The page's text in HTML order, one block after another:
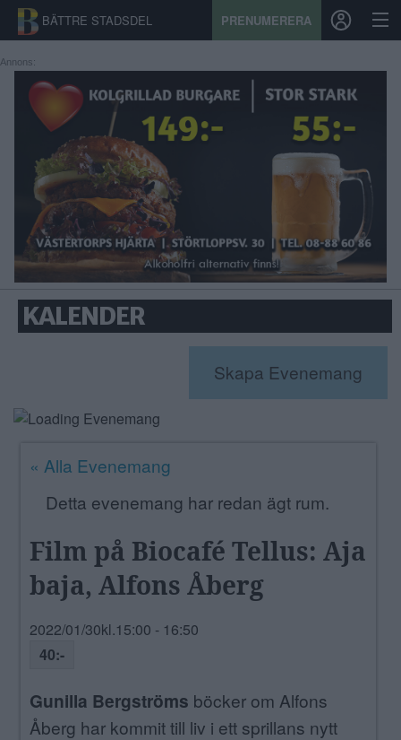
BÄTTRE STADSDEL PRENUMERERA
START
STADSDEL
PRENUMERATION
SPORT
ÅSIKTER
KALENDER
ANNONSERA
NÄRINGSLIV
Annons:
KALENDER
Skapa Evenemang
« Alla Evenemang
Detta evenemang har redan ägt rum.
Film på Biocafé Tellus: Aja
baja, Alfons Åberg
2022/01/30kl.15:00 - 16:50
40:-
Gunilla Bergströms böcker om Alfons
Åberg har kommit till liv i ett sprillans nytt